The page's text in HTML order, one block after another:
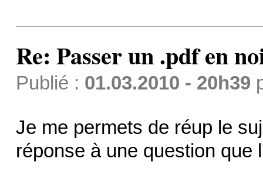
Re: Passer un .pdf en
Publié : 01.03.2010 - 20h39
Je me permets de réup le
réponse à une question que